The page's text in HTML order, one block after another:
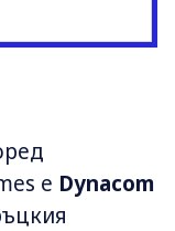
е Dynacom